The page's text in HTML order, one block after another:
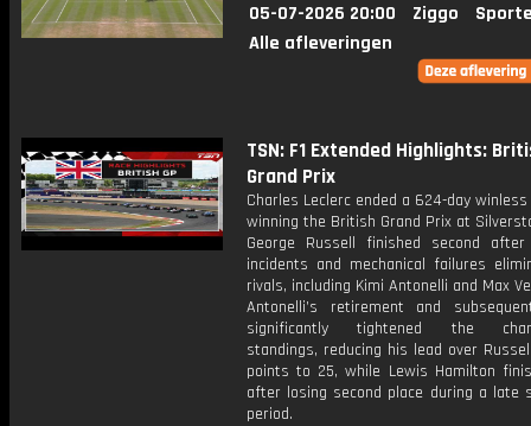
05-07-2026 20:00 Ziggo
Alle afleveringen
TSN: F1 Extended Highlights:
Grand Prix
Charles Leclerc ended a 624-day
winning the British Grand Prix at
George Russell finished second after
incidents and mechanical failures
rivals, including Kimi Antonelli and Max
Antonelli’s retirement and
significantly tightened the
standings, reducing his lead over
points to 25, while Lewis Hamilton
after losing second place during a late
period.